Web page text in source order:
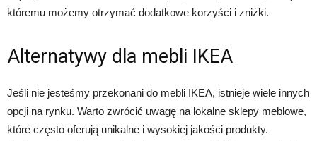
któremu możemy otrzymać dodatkowe korzyści i zniżki.
Alternatywy dla mebli IKEA
Jeśli nie jesteśmy przekonani do mebli IKEA, istnieje wiele innych
opcji na rynku. Warto zwrócić uwagę na lokalne sklepy meblowe,
które często oferują unikalne i wysokiej jakości produkty.